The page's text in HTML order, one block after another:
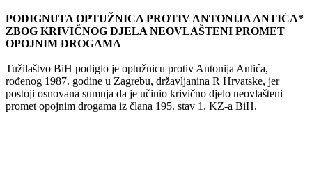
PODIGNUTA OPTUŽNICA PROTIV ANTONIJA ANTIĆA*
ZBOG KRIVIČNOG DJELA NEOVLAŠTENI PROMET
OPOJNIM DROGAMA
Tužilaštvo BiH podiglo je optužnicu protiv Antonija Antića,
rođenog 1987. godine u Zagrebu, državljanina R Hrvatske, jer
postoji osnovana sumnja da je učinio krivično djelo neovlašteni
promet opojnim drogama iz člana 195. stav 1. KZ-a BiH.